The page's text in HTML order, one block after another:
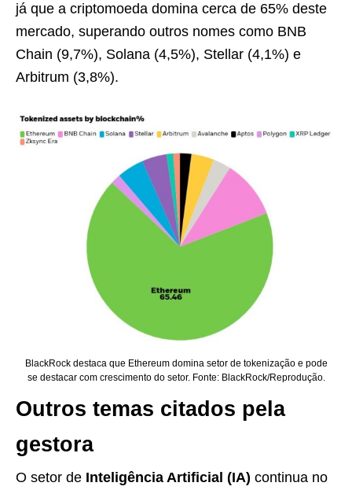
já que a criptomoeda domina cerca de 65% deste
mercado, superando outros nomes como BNB
Chain (9,7%), Solana (4,5%), Stellar (4,1%) e
Arbitrum (3,8%).
BlackRock destaca que Ethereum domina setor de tokenização e pode
se destacar com crescimento do setor. Fonte: BlackRock/Reprodução.
Outros temas citados pela
gestora
O setor de Inteligência Artificial (IA) continua no